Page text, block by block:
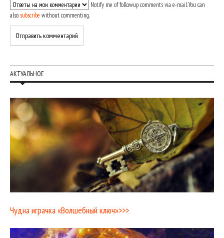
Notify me of followup comments via e-mail. You can
also subscribe without commenting.
АКТУАЛЬНОЕ
Чудна играчка «Волшебный ключ»>>>